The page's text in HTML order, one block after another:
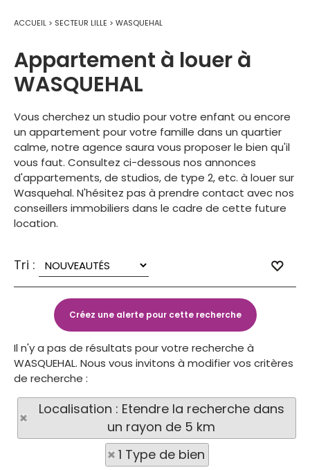
ACCUEIL > SECTEUR LILLE > WASQUEHAL
Appartement à louer à
WASQUEHAL
Vous cherchez un studio pour votre enfant ou encore
un appartement pour votre famille dans un quartier
calme, notre agence saura vous proposer le bien qu'il
vous faut. Consultez ci-dessous nos annonces
d'appartements, de studios, de type 2, etc. à louer sur
Wasquehal. N'hésitez pas à prendre contact avec nos
conseillers immobiliers dans le cadre de cette future
location.
Tri :
Il n'y a pas de résultats pour votre recherche à
WASQUEHAL. Nous vous invitons à modifier vos critères
de recherche :
Localisation : Etendre la recherche dans
un rayon de 5 km
1 Type de bien